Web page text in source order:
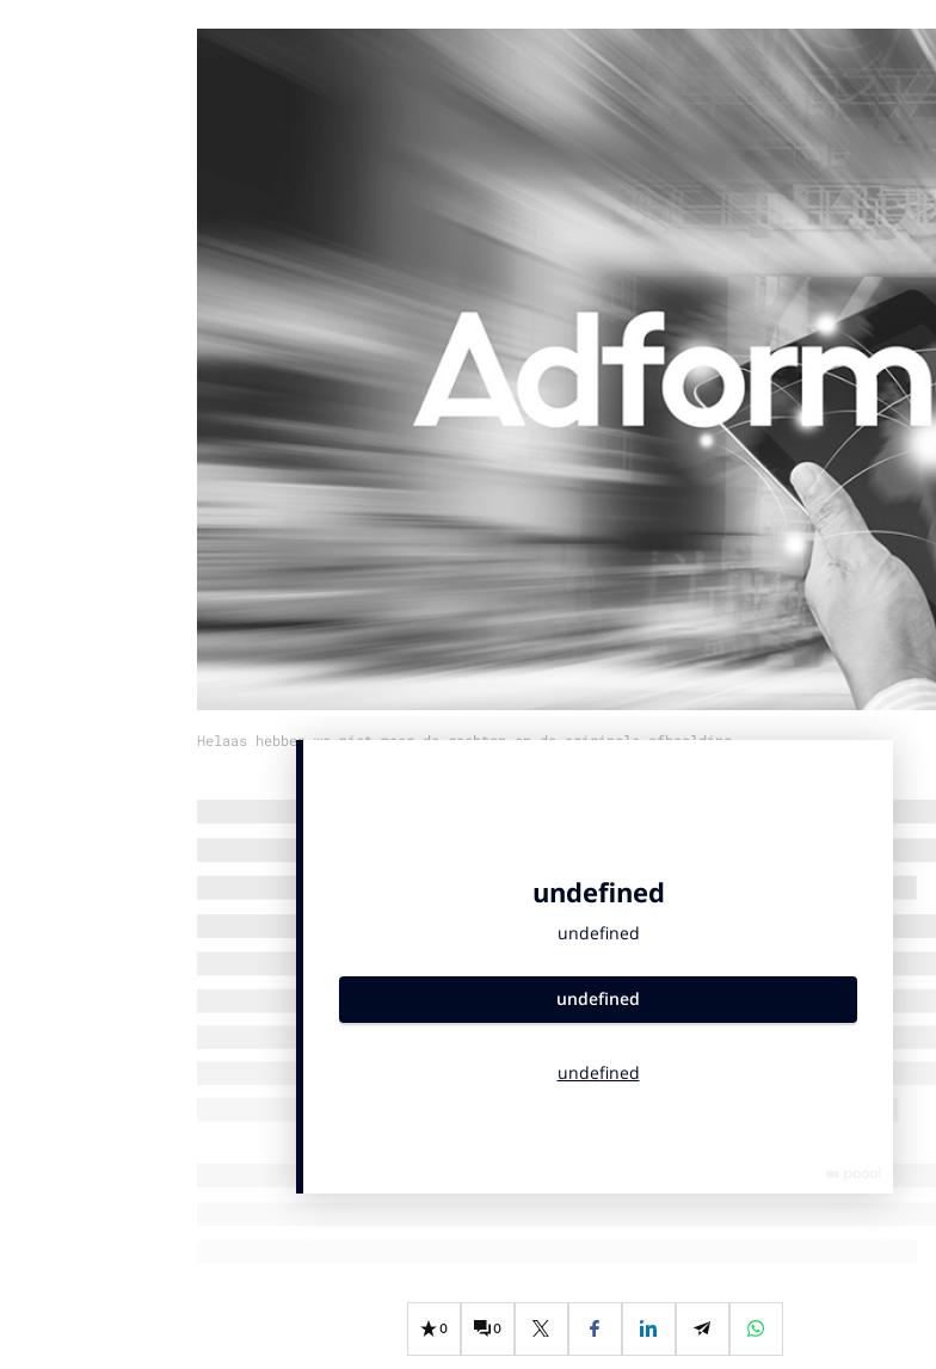
Gedragsverandering
Interne communicatie
Purpose
Reputatie &
Helaas hebben we niet meer de rechten op de originele afbeelding
0 0